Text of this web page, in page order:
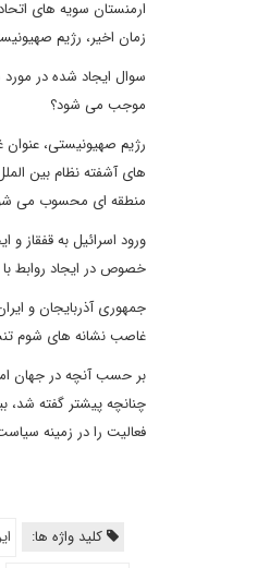
ارمنستان سویه های
زمان اخیر، رژیم
سوال ایجاد شده در
موجب می شود؟
رژیم صهیونیستی،
های آشفته نظام بین
منطقه ای محسوب می شود.
ورود اسرائیل به قفقاز
خصوص در ایجاد روابط با
جمهوری آذربایجان و
غاصب نشانه های شوم تنش
بر حسب آنچه در جهان
چنانچه پیشتر گفته شد،
فعالیت را در زمینه
کلید واژه ها: